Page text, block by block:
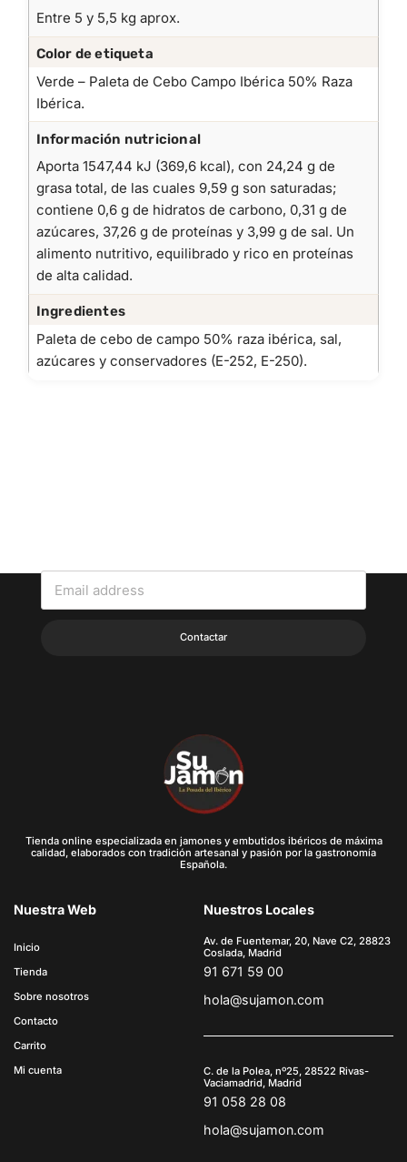
Entre 5 y 5,5 kg aprox.
Color de etiqueta
Verde – Paleta de Cebo Campo Ibérica 50% Raza
Ibérica.
Información nutricional
Aporta 1547,44 kJ (369,6 kcal), con 24,24 g de
grasa total, de las cuales 9,59 g son saturadas;
contiene 0,6 g de hidratos de carbono, 0,31 g de
azúcares, 37,26 g de proteínas y 3,99 g de sal. Un
alimento nutritivo, equilibrado y rico en proteínas
de alta calidad.
Ingredientes
Paleta de cebo de campo 50% raza ibérica, sal,
azúcares y conservadores (E-252, E-250).
Contactar
Tienda online especializada en jamones y embutidos ibéricos de máxima
calidad, elaborados con tradición artesanal y pasión por la gastronomía
Española.
Nuestra Web
Inicio
Tienda
Sobre nosotros
Contacto
Carrito
Mi cuenta
Nuestros Locales
Av. de Fuentemar, 20, Nave C2, 28823
Coslada, Madrid
91 671 59 00
hola@sujamon.com
C. de la Polea, nº25, 28522 Rivas-
Vaciamadrid, Madrid
91 058 28 08
hola@sujamon.com